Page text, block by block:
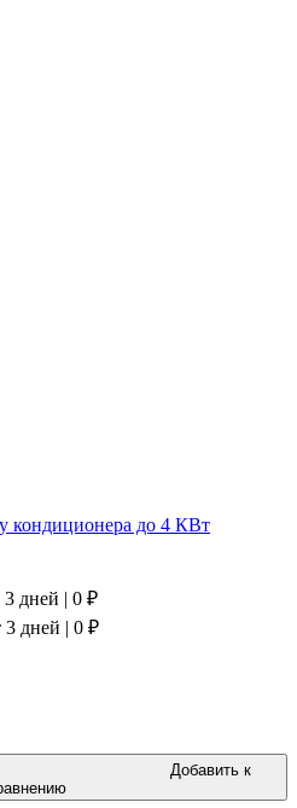
кондиционера до 4 КВт
3 дней | 0 ₽
3 дней | 0 ₽
Добавить к